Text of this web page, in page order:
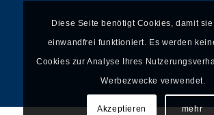
Diese Seite benötigt Cookies, damit
einwandfrei funktioniert. Es werden
Cookies zur Analyse Ihres
Werbezwecke verwendet.
Akzeptieren mehr